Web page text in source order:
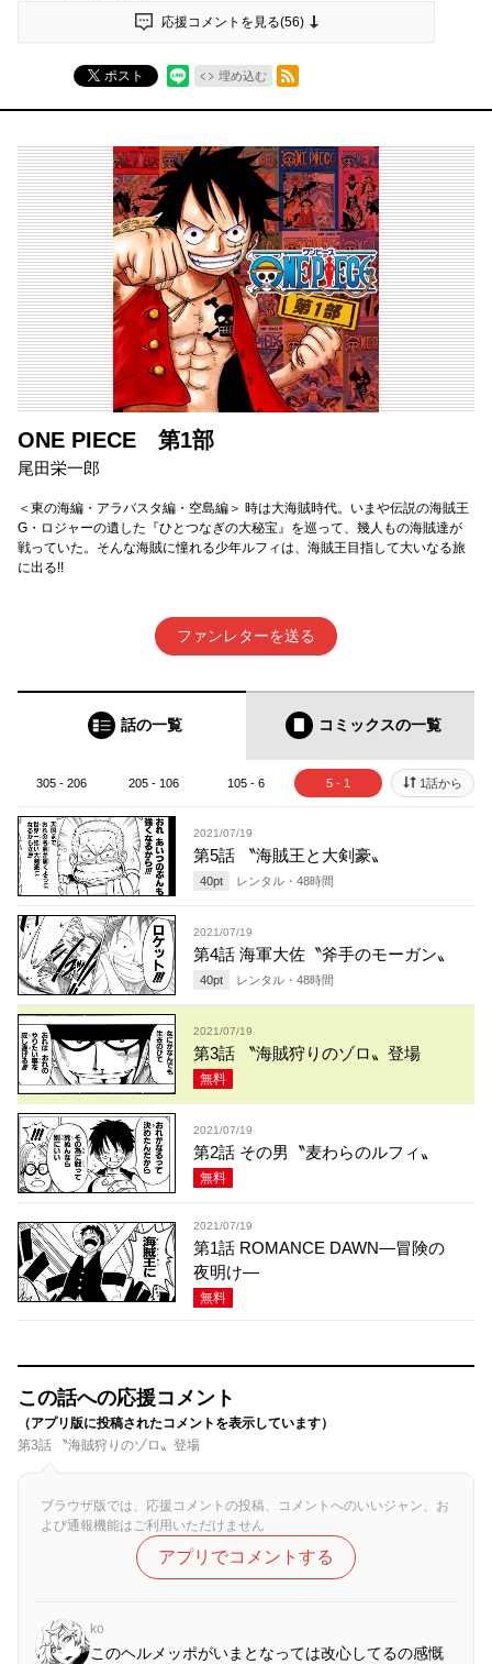
応援コメントを見る(56)
ポスト 埋め込む
RSSフィード
ONE PIECE 第1部
尾田栄一郎
＜東の海編・アラバスタ編・空島編＞ 時は大海賊時代。いまや伝説の海賊王
G・ロジャーの遺した『ひとつなぎの大秘宝』を巡って、幾人もの海賊達が
戦っていた。そんな海賊に憧れる少年ルフィは、海賊王目指して大いなる旅
に出る!!
ファンレターを送る
話の一覧 コミックスの一覧
305 - 206 205 - 106 105 - 6 5 - 1 1話から
2021/07/19
第5話 〝海賊王と大剣豪〟
40pt レンタル・ 48時間
2021/07/19
第4話 海軍大佐〝斧手のモーガン〟
40pt レンタル・ 48時間
2021/07/19
第3話 〝海賊狩りのゾロ〟登場
無料
2021/07/19
第2話 その男〝麦わらのルフィ〟
無料
2021/07/19
第1話 ROMANCE DAWN―冒険の
夜明け―
無料
この話への応援コメント
（アプリ版に投稿されたコメントを表示しています）
第3話 〝海賊狩りのゾロ〟登場
ブラウザ版では、応援コメントの投稿、コメントへのいいジャン、お
よび通報機能はご利用いただけません
アプリでコメントする
ko
このヘルメッポがいまとなっては改心してるの感慨